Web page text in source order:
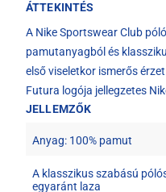
ÁTTEKINTÉS
A Nike Sportswear Club
pamutanyagból és
első viseletkor ismerős
Futura logója jellegzetes
JELLEMZŐK
Anyag: 100% pamut
A klasszikus szabású
egyaránt laza